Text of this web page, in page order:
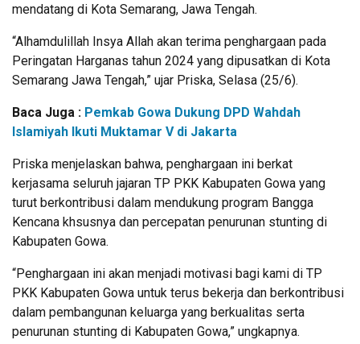
mendatang di Kota Semarang, Jawa Tengah.
“Alhamdulillah Insya Allah akan terima penghargaan pada
Peringatan Harganas tahun 2024 yang dipusatkan di Kota
Semarang Jawa Tengah,” ujar Priska, Selasa (25/6).
Baca Juga : Pemkab Gowa Dukung DPD Wahdah
Islamiyah Ikuti Muktamar V di Jakarta
Priska menjelaskan bahwa, penghargaan ini berkat
kerjasama seluruh jajaran TP PKK Kabupaten Gowa yang
turut berkontribusi dalam mendukung program Bangga
Kencana khsusnya dan percepatan penurunan stunting di
Kabupaten Gowa.
“Penghargaan ini akan menjadi motivasi bagi kami di TP
PKK Kabupaten Gowa untuk terus bekerja dan berkontribusi
dalam pembangunan keluarga yang berkualitas serta
penurunan stunting di Kabupaten Gowa,” ungkapnya.